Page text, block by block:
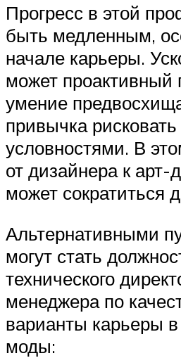
Прогресс в этой
быть медленным,
начале карьеры.
может проактивный
умение
привычка
условностями. В
от дизайнера к арт-
может сократиться
Альтернативными
могут стать
технического
менеджера по
варианты карьеры
моды: